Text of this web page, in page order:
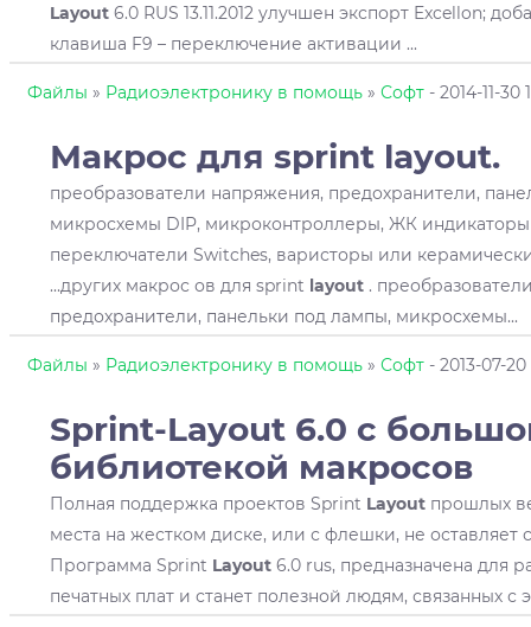
Layout6.0 RUS 13.11.2012 улучшен экспорт Excellon;
клавиша F9 – переключение активации ...
Файлы » Радиоэлектронику в помощь » Софт - 2014-11-30
Макрос для sprint layout.
преобразователи напряжения, предохранители,
микросхемы DIP, микроконтроллеры, ЖК индикаторы
переключатели Switches, варисторы или
...других макрос ов для sprint layout.
предохранители, панельки под лампы, микросхемы...
Файлы » Радиоэлектронику в помощь » Софт - 2013-07-
Sprint-Layout6.0 с
библиотекой макросов
Полная поддержка проектов Sprint Layoutпрошлых
места на жестком диске, или с флешки, не оставляет
Программа Sprint Layout6.0 rus, предназначена для
печатных плат и станет полезной людям, связанных с